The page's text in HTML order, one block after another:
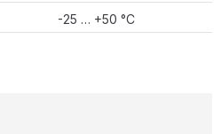
-25 … +50 °C